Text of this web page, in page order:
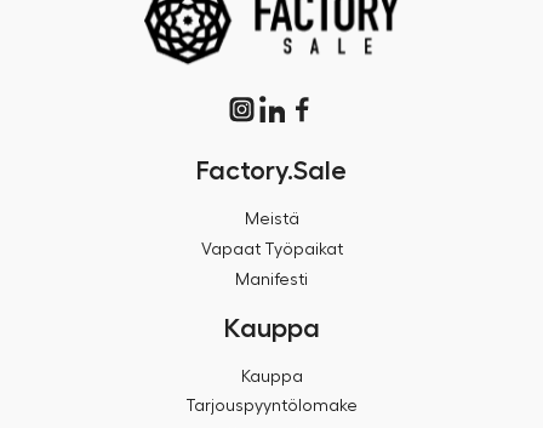
Factory.Sale
Meistä
Vapaat Työpaikat
Manifesti
Kauppa
Kauppa
Tarjouspyyntölomake